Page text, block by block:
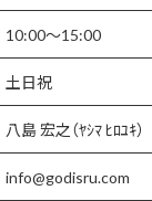
10:00～15:00
土日祝
八島 宏之（ﾔｼﾏ ﾋﾛﾕｷ）
info@godisru.com